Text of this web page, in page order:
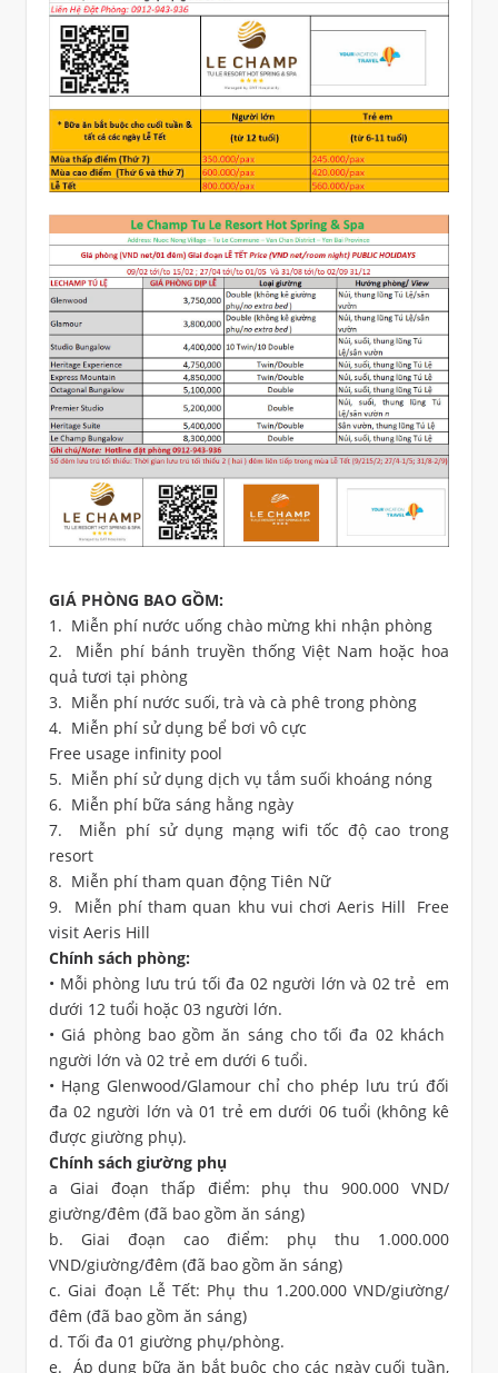
GIÁ PHÒNG BAO GỒM:
1. Miễn phí nước uống chào mừng khi nhận phòng
2. Miễn phí bánh truyền thống Việt Nam hoặc hoa
quả tươi tại phòng
3. Miễn phí nước suối, trà và cà phê trong phòng
4. Miễn phí sử dụng bể bơi vô cực
Free usage infinity pool
5. Miễn phí sử dụng dịch vụ tắm suối khoáng nóng
6. Miễn phí bữa sáng hằng ngày
7. Miễn phí sử dụng mạng wifi tốc độ cao trong
resort
8. Miễn phí tham quan động Tiên Nữ
9. Miễn phí tham quan khu vui chơi Aeris Hill Free
visit Aeris Hill
Chính sách phòng:
• Mỗi phòng lưu trú tối đa 02 người lớn và 02 trẻ em
dưới 12 tuổi hoặc 03 người lớn.
• Giá phòng bao gồm ăn sáng cho tối đa 02 khách
người lớn và 02 trẻ em dưới 6 tuổi.
• Hạng Glenwood/Glamour chỉ cho phép lưu trú đối
đa 02 người lớn và 01 trẻ em dưới 06 tuổi (không kê
được giường phụ).
Chính sách giường phụ
a Giai đoạn thấp điểm: phụ thu 900.000 VND/
giường/đêm (đã bao gồm ăn sáng)
b. Giai đoạn cao điểm: phụ thu 1.000.000
VND/giường/đêm (đã bao gồm ăn sáng)
c. Giai đoạn Lễ Tết: Phụ thu 1.200.000 VND/giường/
đêm (đã bao gồm ăn sáng)
d. Tối đa 01 giường phụ/phòng.
e. Áp dụng bữa ăn bắt buộc cho các ngày cuối tuần,